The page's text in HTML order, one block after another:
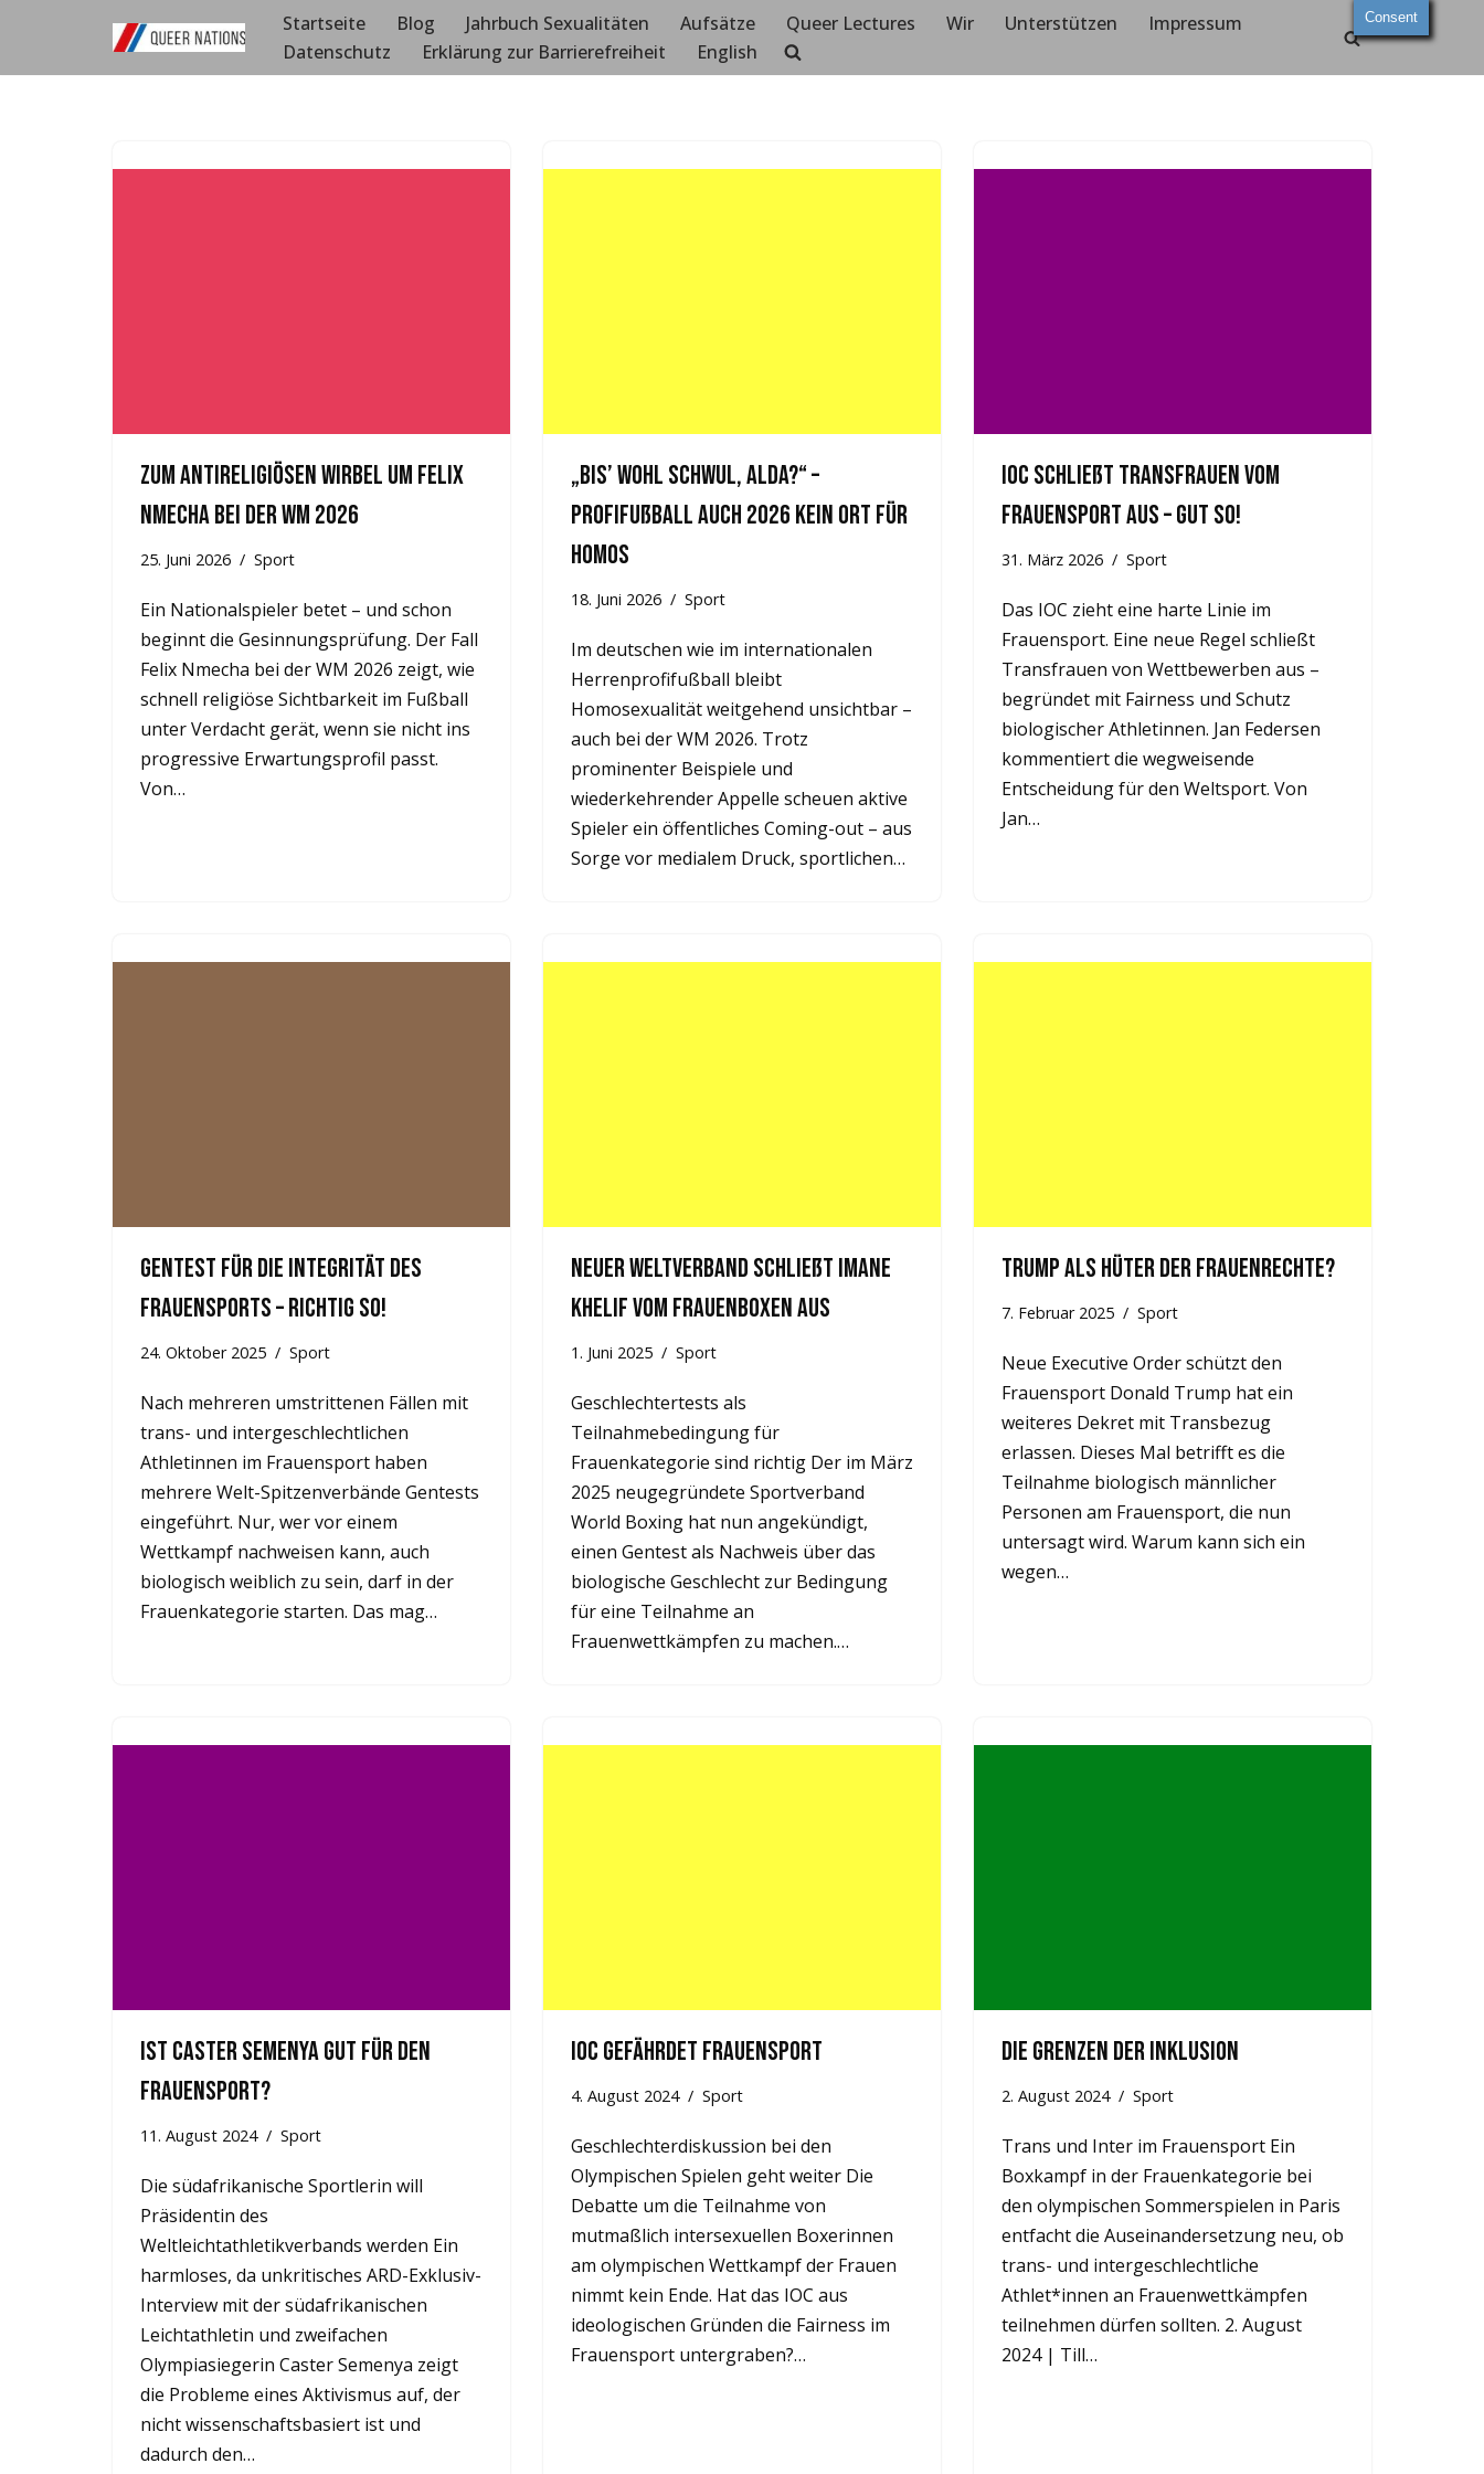
Startseite Blog Jahrbuch Sexualitäten Aufsätze Queer Lectures Wir Unterstützen
Impressum
Datenschutz
Erklärung zur Barrierefreiheit English
Zum antireligiösen Wirbel um Felix
Nmecha bei der WM 2026
25. Juni 2026 Sport
Ein Nationalspieler betet – und schon
beginnt die Gesinnungsprüfung. Der Fall
Felix Nmecha bei der WM 2026 zeigt, wie
schnell religiöse Sichtbarkeit im Fußball
unter Verdacht gerät, wenn sie nicht ins
progressive Erwartungsprofil passt.
Von…
„Bis’ wohl schwul, Alda?“ –
Profifußball auch 2026 Kein ort für
Homos
18. Juni 2026 Sport
Im deutschen wie im internationalen
Herrenprofifußball bleibt
Homosexualität weitgehend unsichtbar –
auch bei der WM 2026. Trotz
prominenter Beispiele und
wiederkehrender Appelle scheuen aktive
Spieler ein öffentliches Coming-out – aus
Sorge vor medialem Druck, sportlichen…
IOC schließt Transfrauen vom
Frauensport aus – gut so!
31. März 2026 Sport
Das IOC zieht eine harte Linie im
Frauensport. Eine neue Regel schließt
Transfrauen von Wettbewerben aus –
begründet mit Fairness und Schutz
biologischer Athletinnen. Jan Federsen
kommentiert die wegweisende
Entscheidung für den Weltsport. Von
Jan…
Gentest für die Integrität des
Frauensports – Richtig so!
24. Oktober 2025 Sport
Nach mehreren umstrittenen Fällen mit
trans- und intergeschlechtlichen
Athletinnen im Frauensport haben
mehrere Welt-Spitzenverbände Gentests
eingeführt. Nur, wer vor einem
Wettkampf nachweisen kann, auch
biologisch weiblich zu sein, darf in der
Frauenkategorie starten. Das mag…
Neuer Weltverband schließt Imane
Khelif vom Frauenboxen aus
1. Juni 2025 Sport
Geschlechtertests als
Teilnahmebedingung für
Frauenkategorie sind richtig Der im März
2025 neugegründete Sportverband
World Boxing hat nun angekündigt,
einen Gentest als Nachweis über das
biologische Geschlecht zur Bedingung
für eine Teilnahme an
Frauenwettkämpfen zu machen.…
Trump als Hüter der Frauenrechte?
7. Februar 2025 Sport
Neue Executive Order schützt den
Frauensport Donald Trump hat ein
weiteres Dekret mit Transbezug
erlassen. Dieses Mal betrifft es die
Teilnahme biologisch männlicher
Personen am Frauensport, die nun
untersagt wird. Warum kann sich ein
wegen…
Ist Caster Semenya gut für den
Frauensport?
11. August 2024 Sport
Die südafrikanische Sportlerin will
Präsidentin des
Weltleichtathletikverbands werden Ein
harmloses, da unkritisches ARD-Exklusiv-
Interview mit der südafrikanischen
Leichtathletin und zweifachen
Olympiasiegerin Caster Semenya zeigt
die Probleme eines Aktivismus auf, der
nicht wissenschaftsbasiert ist und
dadurch den…
IOC gefährdet Frauensport
4. August 2024 Sport
Geschlechterdiskussion bei den
Olympischen Spielen geht weiter Die
Debatte um die Teilnahme von
mutmaßlich intersexuellen Boxerinnen
am olympischen Wettkampf der Frauen
nimmt kein Ende. Hat das IOC aus
ideologischen Gründen die Fairness im
Frauensport untergraben?…
Die Grenzen der Inklusion
2. August 2024 Sport
Trans und Inter im Frauensport Ein
Boxkampf in der Frauenkategorie bei
den olympischen Sommerspielen in Paris
entfacht die Auseinandersetzung neu, ob
trans- und intergeschlechtliche
Athlet*innen an Frauenwettkämpfen
teilnehmen dürfen sollten. 2. August
2024 | Till…
Consent